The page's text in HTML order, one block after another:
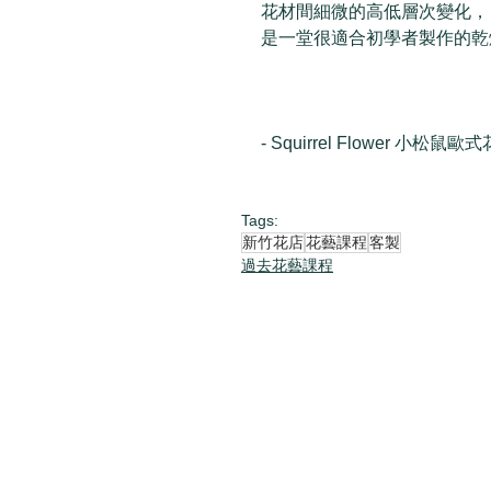
花材間細微的高低層次變化，
是一堂很適合初學者製作的乾
- Squirrel Flower 小松鼠歐式
Tags:
新竹花店花藝課程客製
過去花藝課程